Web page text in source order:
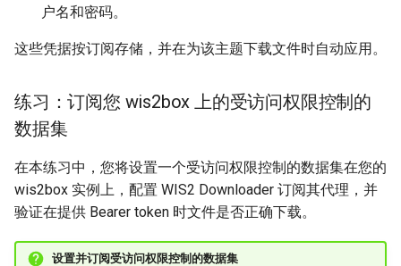
户名和密码。
这些凭据按订阅存储，并在为该主题下载文件时自动应用。
练习：订阅您 wis2box 上的受访问权限控制的
数据集
在本练习中，您将设置一个受访问权限控制的数据集在您的
wis2box 实例上，配置 WIS2 Downloader 订阅其代理，并
验证在提供 Bearer token 时文件是否正确下载。
设置并订阅受访问权限控制的数据集